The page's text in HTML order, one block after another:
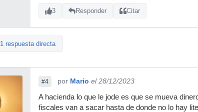
3 Responder Citar
1 respuesta directa
#4 por Mario el 28/12/2023
A hacienda lo que le jode es que se mueva
fiscales van a sacar hasta de donde no lo hay